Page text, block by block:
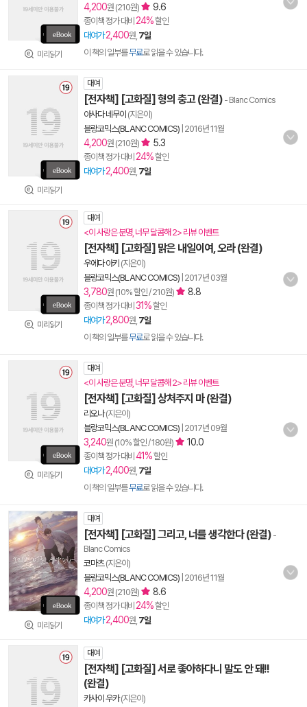
미리읽기
4,200원 (210원) 9.6
종이책 정가 대비 24%할인
대여가 2,400원, 7일
이 책의 일부를무료로 읽을 수 있습니다.
미리읽기
대여
[전자책] [고화질] 형의 충고 (완결) - Blanc Comics
아사다 네무이 (지은이)
블랑코믹스(BLANC COMICS) 2016년 11월
4,200원 (210원) 5.3
종이책 정가 대비 24%할인
대여가 2,400원, 7일
미리읽기
대여
<이 사랑은 분명, 너무 달콤해 2> 리뷰 이벤트
[전자책] [고화질] 맑은 내일이여, 오라 (완결)
우에다 아키 (지은이)
블랑코믹스(BLANC COMICS) 2017년 03월
3,780원 (10% 할인 / 210원) 8.8
종이책 정가 대비 31%할인
대여가 2,800원, 7일
이 책의 일부를무료로 읽을 수 있습니다.
미리읽기
대여
<이 사랑은 분명, 너무 달콤해 2> 리뷰 이벤트
[전자책] [고화질] 상처주지 마 (완결)
리오나(지은이)
블랑코믹스(BLANC COMICS) 2017년 09월
3,240원 (10% 할인 / 180원) 10.0
종이책 정가 대비 41%할인
대여가 2,400원, 7일
이 책의 일부를무료로 읽을 수 있습니다.
미리읽기
대여
[전자책] [고화질] 그리고, 너를 생각한다 (완결) -
Blanc Comics
코마츠(지은이)
블랑코믹스(BLANC COMICS) 2016년 11월
4,200원 (210원) 8.6
종이책 정가 대비 24%할인
대여가 2,400원, 7일
대여
[전자책] [고화질] 서로 좋아하다니 말도 안 돼!!
(완결)
카사이 우카(지은이)